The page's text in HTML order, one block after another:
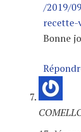
/2019/
Bonne